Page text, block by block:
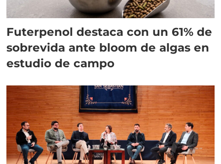
Futerpenol destaca con un 61% de
sobrevida ante bloom de algas en
estudio de campo